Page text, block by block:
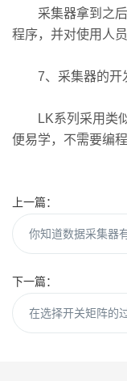
采集器拿到之后
程序，并对使用人
7、采集器的开
LK系列采用类似
便易学，不需要编
上一篇：
你知道数据采集器
下一篇：
在选择开关矩阵的